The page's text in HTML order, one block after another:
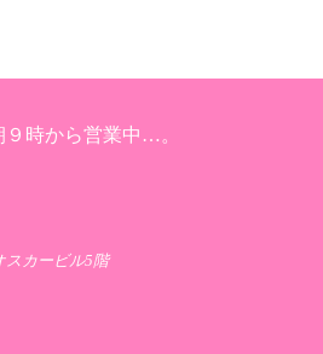
９時から営業中…。
スカービル5階